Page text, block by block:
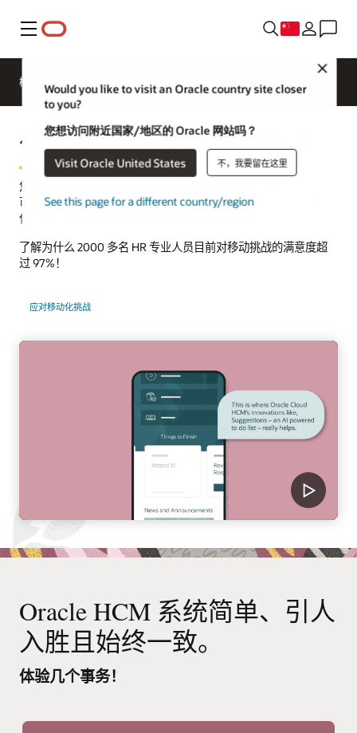
菜单
Would you like to visit an Oracle country site closer
to you?
您想访问附近国家/地区的 Oracle 网站吗？
Visit Oracle United States 不，我要留在这里
See this page for a different country/region
概述 面向行业的 HCM 解决方案
什么是 Oracle HCM 移动挑战？
您可以在自有设备上进行这项独特的移动体验，无需安装应用即
可直接了解经理和员工如何使用几乎任意移动设备完成自助 HR
任务。
了解为什么 2000 多名 HR 专业人员目前对移动挑战的满意度超
过 97%！
应对移动化挑战
Oracle HCM 系统简单、引人
入胜且始终一致。
体验几个事务！